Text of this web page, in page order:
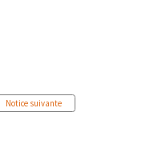
Notice suivante